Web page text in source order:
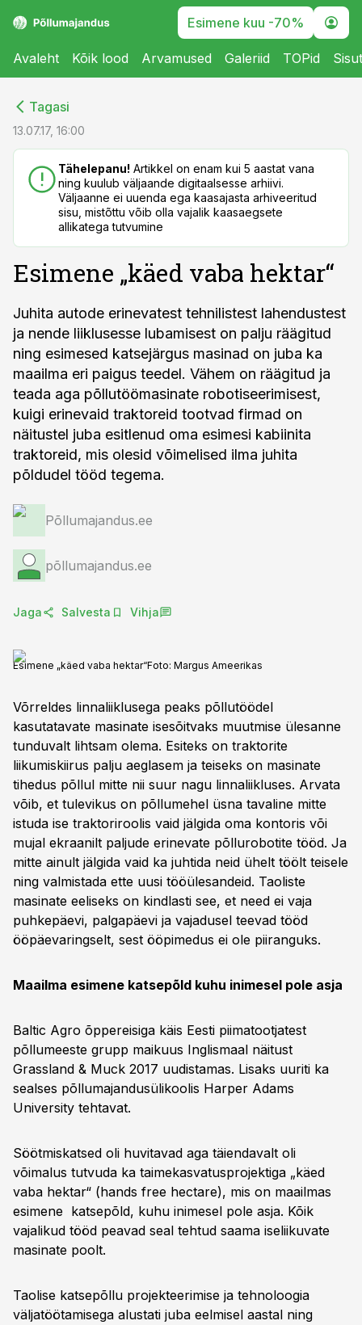
Esimene kuu -70%
Avaleht Kõik lood Arvamused Galeriid TOPid
Tagasi
13.07.17, 16:00
Tähelepanu! Artikkel on enam kui 5 aastat vana
ning kuulub väljaande digitaalsesse arhiivi.
Väljaanne ei uuenda ega kaasajasta arhiveeritud
sisu, mistõttu võib olla vajalik kaasaegsete
allikatega tutvumine
Esimene „käed vaba hektar“
Juhita autode erinevatest tehnilistest lahendustest
ja nende liiklusesse lubamisest on palju räägitud
ning esimesed katsejärgus masinad on juba ka
maailma eri paigus teedel. Vähem on räägitud ja
teada aga põllutöömasinate robotiseerimisest,
kuigi erinevaid traktoreid tootvad firmad on
näitustel juba esitlenud oma esimesi kabiinita
traktoreid, mis olesid võimelised ilma juhita
põldudel tööd tegema.
Põllumajandus.ee
põllumajandus.ee
Jaga Salvesta Vihja
Esimene „käed vaba hektar“Foto: Margus Ameerikas
Võrreldes linnaliiklusega peaks põllutöödel
kasutatavate masinate isesõitvaks muutmise ülesanne
tunduvalt lihtsam olema. Esiteks on traktorite
liikumiskiirus palju aeglasem ja teiseks on masinate
tihedus põllul mitte nii suur nagu linnaliikluses. Arvata
võib, et tulevikus on põllumehel üsna tavaline mitte
istuda ise traktoriroolis vaid jälgida oma kontoris või
mujal ekraanilt paljude erinevate põllurobotite tööd. Ja
mitte ainult jälgida vaid ka juhtida neid ühelt töölt teisele
ning valmistada ette uusi tööülesandeid. Taoliste
masinate eeliseks on kindlasti see, et need ei vaja
puhkepäevi, palgapäevi ja vajadusel teevad tööd
ööpäevaringselt, sest ööpimedus ei ole piiranguks.
Maailma esimene katsepõld kuhu inimesel pole asja
Baltic Agro õppereisiga käis Eesti piimatootjatest
põllumeeste grupp maikuus Inglismaal näitust
Grassland & Muck 2017 uudistamas. Lisaks uuriti ka
sealses põllumajandusülikoolis Harper Adams
University tehtavat.
Söötmiskatsed oli huvitavad aga täiendavalt oli
võimalus tutvuda ka taimekasvatusprojektiga „käed
vaba hektar“ (hands free hectare), mis on maailmas
esimene katsepõld, kuhu inimesel pole asja. Kõik
vajalikud tööd peavad seal tehtud saama iseliikuvate
masinate poolt.
Taolise katsepõllu projekteerimise ja tehnoloogia
väljatöötamisega alustati juba eelmisel aastal ning